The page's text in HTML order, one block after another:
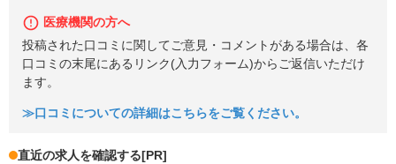
医療機関の方へ
投稿された口コミに関してご意見・コメントがある場合は、各
口コミの末尾にあるリンク(入力フォーム)からご返信いただけ
ます。
≫口コミについての詳細はこちらをご覧ください。
直近の求人を確認する[PR]